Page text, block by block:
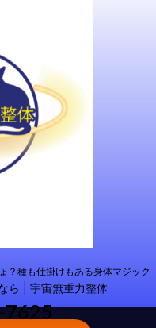
？種も仕掛けもある身体マジック
ら | 宇宙無重力整体